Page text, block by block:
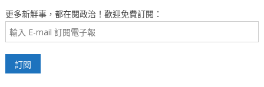
更多新鮮事，都在閱政治！歡迎免費訂閱：